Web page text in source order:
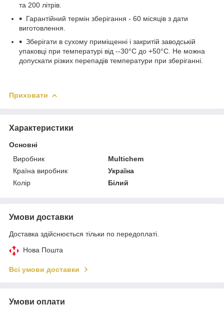
та 200 літрів.
Гарантійний термін зберігання - 60 місяців з дати
виготовлення.
Зберігати в сухому приміщенні і закритій заводській
упаковці при температурі від --30°С до +50°С. Не можна
допускати різких перепадів температури при зберіганні.
Приховати
Характеристики
Основні
Виробник
Multichem
Країна виробник
Україна
Колір
Білий
Умови доставки
Доставка здійснюється тільки по передоплаті.
Нова Пошта
Всі умови доставки
Умови оплати